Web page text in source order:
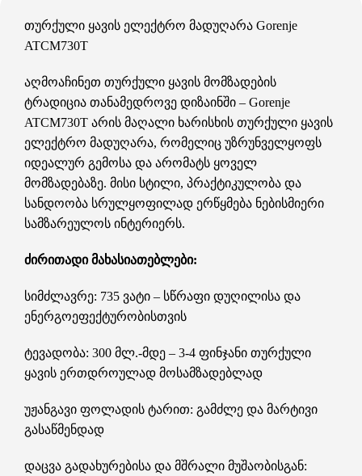
თურქული ყავის ელექტრო მადუღარა Gorenje
ATCM730T
აღმოაჩინეთ თურქული ყავის მომზადების
ტრადიცია თანამედროვე დიზაინში – Gorenje
ATCM730T არის მაღალი ხარისხის თურქული ყავის
ელექტრო მადუღარა, რომელიც უზრუნველყოფს
იდეალურ გემოსა და არომატს ყოველ
მომზადებაზე. მისი სტილი, პრაქტიკულობა და
სანდოობა სრულყოფილად ერწყმება ნებისმიერი
სამზარეულოს ინტერიერს.
ძირითადი მახასიათებლები:
სიმძლავრე: 735 ვატი – სწრაფი დუღილისა და
ენერგოეფექტურობისთვის
ტევადობა: 300 მლ.-მდე – 3-4 ფინჯანი თურქული
ყავის ერთდროულად მოსამზადებლად
უჟანგავი ფოლადის ტარით: გამძლე და მარტივი
გასაწმენდად
დაცვა გადახურებისა და მშრალი მუშაობისგან: